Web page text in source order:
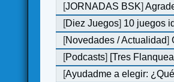
[JORNADAS BSK]
[Diez Juegos] 10 juegos
[Novedades / Actualidad]
[Podcasts] [Tres
[Ayudadme a elegir: